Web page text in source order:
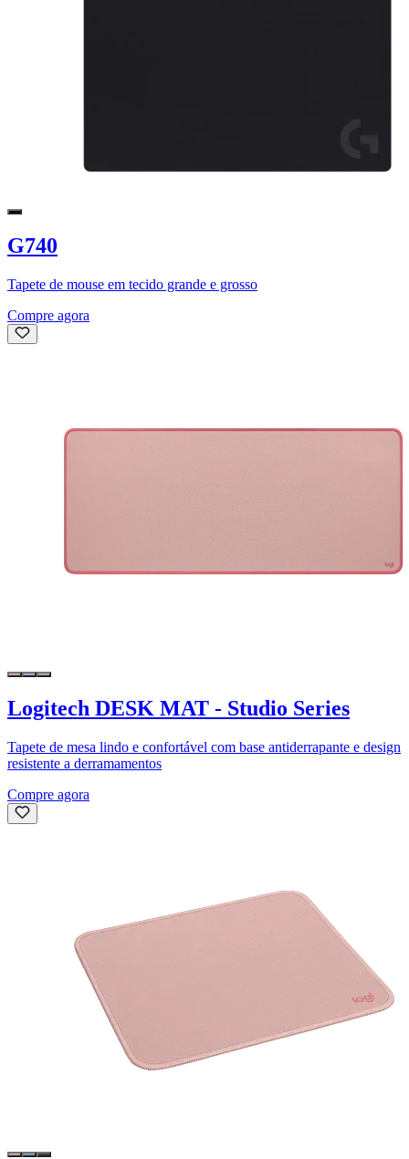
G740
Tapete de mouse em tecido grande e grosso
Compre agora
Logitech DESK MAT - Studio Series
Tapete de mesa lindo e confortável com base antiderrapante e design
resistente a derramamentos
Compre agora